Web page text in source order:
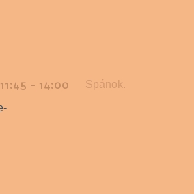
11:45 - 14:00 Spánok.